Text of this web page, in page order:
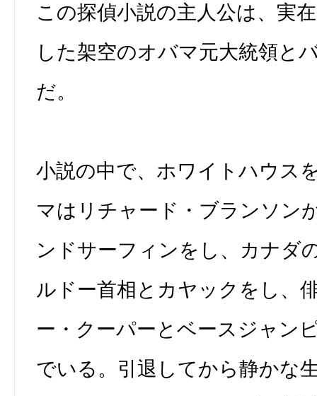
この探偵小説の主人公は、実
した架空のオバマ元大統領と
だ。
小説の中で、ホワイトハウス
マはリチャード・ブランソン
ンドサーフィンをし、カナダ
ルドー首相とカヤックをし、
ー・クーパーとベースジャン
でいる。引退してから静かな